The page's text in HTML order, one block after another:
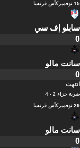
15 نوفمبر كأس فرنسا
سابلو إف سي
0
سانت مالو
0
انتهت
ضربة جزاء 2 - 4
29 نوفمبر كأس فرنسا
سانت مالو
0